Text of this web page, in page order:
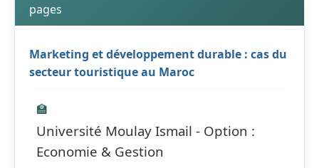
pages
Marketing et développement durable : cas du
secteur touristique au Maroc
🏫
Université Moulay Ismail - Option :
Economie & Gestion